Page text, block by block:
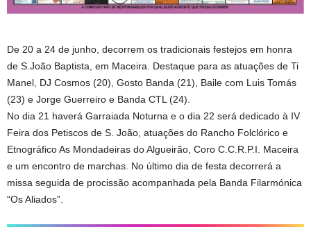
De 20 a 24 de junho, decorrem os tradicionais festejos em honra
de S.João Baptista, em Maceira. Destaque para as atuações de Ti
Manel, DJ Cosmos (20), Gosto Banda (21), Baile com Luis Tomás
(23) e Jorge Guerreiro e Banda CTL (24).
No dia 21 haverá Garraiada Noturna e o dia 22 será dedicado à IV
Feira dos Petiscos de S. João, atuações do Rancho Folclórico e
Etnográfico As Mondadeiras do Algueirão, Coro C.C.R.P.I. Maceira
e um encontro de marchas. No último dia de festa decorrerá a
missa seguida de procissão acompanhada pela Banda Filarmónica
“Os Aliados”.